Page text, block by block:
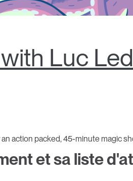
Luc
action packed, 45-minute magic
et sa liste